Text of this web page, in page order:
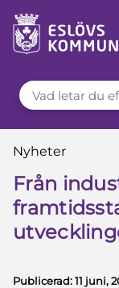
till innehåll
VAD LETAR DU
Du är här:
Nyheter
Från
Publicerad:11 juni,